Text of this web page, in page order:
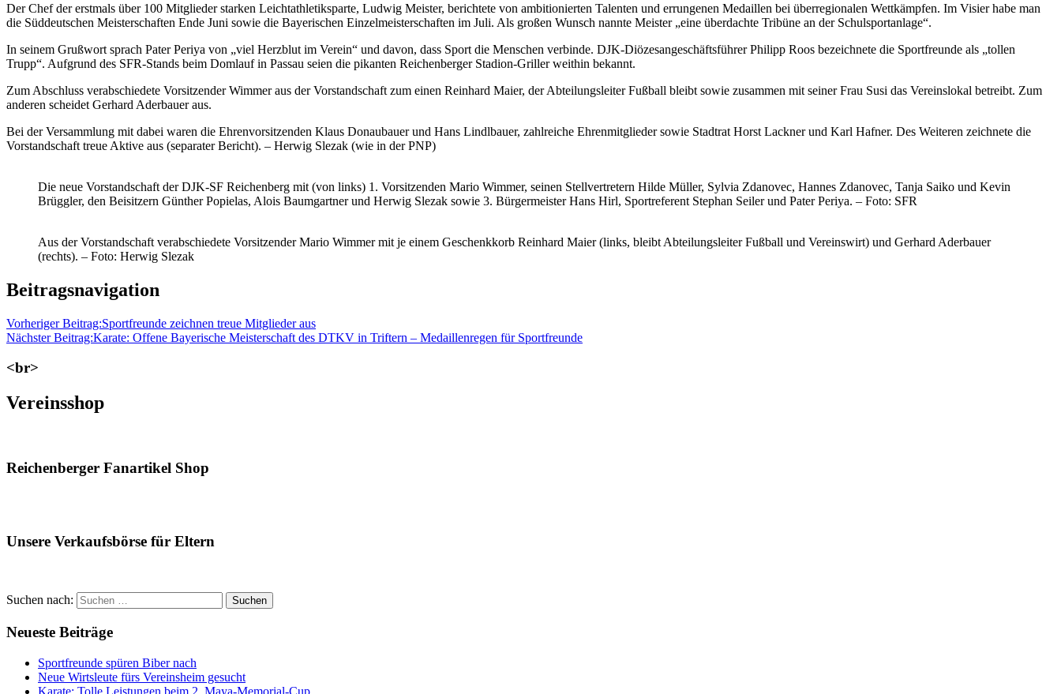
Der Chef der erstmals über 100 Mitglieder starken Leichtathletiksparte, Ludwig Meister, berichtete von ambitionierten Talenten und errungenen Medaillen bei überregionalen Wettkämpfen. Im Visier habe man
die Süddeutschen Meisterschaften Ende Juni sowie die Bayerischen Einzelmeisterschaften im Juli. Als großen Wunsch nannte Meister „eine überdachte Tribüne an der Schulsportanlage“.
In seinem Grußwort sprach Pater Periya von „viel Herzblut im Verein“ und davon, dass Sport die Menschen verbinde. DJK-Diözesangeschäftsführer Philipp Roos bezeichnete die Sportfreunde als „tollen
Trupp“. Aufgrund des SFR-Stands beim Domlauf in Passau seien die pikanten Reichenberger Stadion-Griller weithin bekannt.
Zum Abschluss verabschiedete Vorsitzender Wimmer aus der Vorstandschaft zum einen Reinhard Maier, der Abteilungsleiter Fußball bleibt sowie zusammen mit seiner Frau Susi das Vereinslokal betreibt. Zum
anderen scheidet Gerhard Aderbauer aus.
Bei der Versammlung mit dabei waren die Ehrenvorsitzenden Klaus Donaubauer und Hans Lindlbauer, zahlreiche Ehrenmitglieder sowie Stadtrat Horst Lackner und Karl Hafner. Des Weiteren zeichnete die
Vorstandschaft treue Aktive aus (separater Bericht). – Herwig Slezak (wie in der PNP)
Die neue Vorstandschaft der DJK-SF Reichenberg mit (von links) 1. Vorsitzenden Mario Wimmer, seinen Stellvertretern Hilde Müller, Sylvia Zdanovec, Hannes Zdanovec, Tanja Saiko und Kevin
Brüggler, den Beisitzern Günther Popielas, Alois Baumgartner und Herwig Slezak sowie 3. Bürgermeister Hans Hirl, Sportreferent Stephan Seiler und Pater Periya. – Foto: SFR
Aus der Vorstandschaft verabschiedete Vorsitzender Mario Wimmer mit je einem Geschenkkorb Reinhard Maier (links, bleibt Abteilungsleiter Fußball und Vereinswirt) und Gerhard Aderbauer
(rechts). – Foto: Herwig Slezak
Beitragsnavigation
Vorheriger Beitrag:Sportfreunde zeichnen treue Mitglieder aus
Nächster Beitrag:Karate: Offene Bayerische Meisterschaft des DTKV in Triftern – Medaillenregen für Sportfreunde
<br>
Vereinsshop
Reichenberger Fanartikel Shop
Unsere Verkaufsbörse für Eltern
Suchen nach: Suchen
Neueste Beiträge
Sportfreunde spüren Biber nach
Neue Wirtsleute fürs Vereinsheim gesucht
Karate: Tolle Leistungen beim 2. Maya-Memorial-Cup